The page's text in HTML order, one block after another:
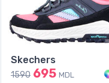
Skechers
1590 695 MDL